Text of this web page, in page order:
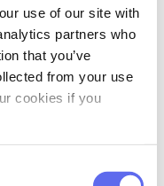
use of our site with
partners who
that you’ve
from your use
cookies if you
golosina
está súper
creo que
más popular y